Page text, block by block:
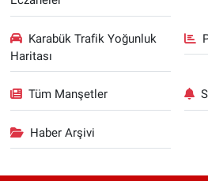
Karabük Trafik Yoğunluk
Haritası
Tüm Manşetler
Haber Arşivi